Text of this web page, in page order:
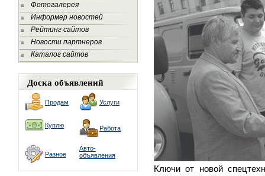
Фотогалерея
Информер новостей
Рейтинг сайтов
Новости партнеров
Каталог сайтов
Доска объявлений
Продам Услуги
Куплю Работа
Разное
Авто-
объявления
Ключи от новой